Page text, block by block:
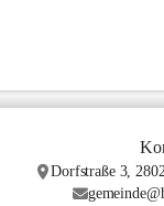
Dorfstraße 3,